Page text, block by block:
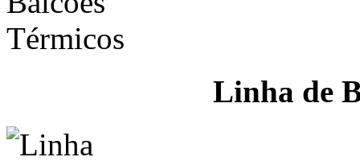
Linha de